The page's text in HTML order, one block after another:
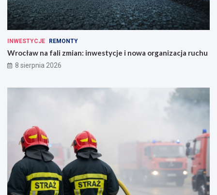
INWESTYCJE REMONTY
Wrocław na fali zmian: inwestycje i nowa organizacja ruchu
8 sierpnia 2026